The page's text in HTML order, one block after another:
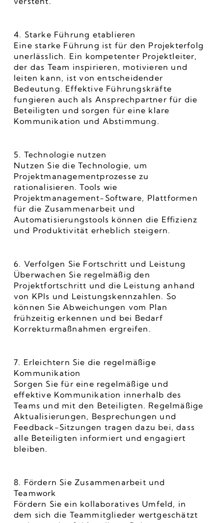
4. Starke Führung etablieren
Eine starke Führung ist für den Projekterfolg
unerlässlich. Ein kompetenter Projektleiter,
der das Team inspirieren, motivieren und
leiten kann, ist von entscheidender
Bedeutung. Effektive Führungskräfte
fungieren auch als Ansprechpartner für die
Beteiligten und sorgen für eine klare
Kommunikation und Abstimmung.
5. Technologie nutzen
Nutzen Sie die Technologie, um
Projektmanagementprozesse zu
rationalisieren. Tools wie
Projektmanagement-Software, Plattformen
für die Zusammenarbeit und
Automatisierungstools können die Effizienz
und Produktivität erheblich steigern.
6. Verfolgen Sie Fortschritt und Leistung
Überwachen Sie regelmäßig den
Projektfortschritt und die Leistung anhand
von KPIs und Leistungskennzahlen. So
können Sie Abweichungen vom Plan
frühzeitig erkennen und bei Bedarf
Korrekturmaßnahmen ergreifen.
7. Erleichtern Sie die regelmäßige
Kommunikation
Sorgen Sie für eine regelmäßige und
effektive Kommunikation innerhalb des
Teams und mit den Beteiligten. Regelmäßige
Aktualisierungen, Besprechungen und
Feedback-Sitzungen tragen dazu bei, dass
alle Beteiligten informiert und engagiert
bleiben.
8. Fördern Sie Zusammenarbeit und
Teamwork
Fördern Sie ein kollaboratives Umfeld, in
dem sich die Teammitglieder wertgeschätzt